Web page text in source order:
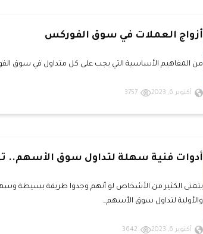
أزواج العملات في سوق الفوركس
من المفاهيم الأساسية التي يجب على كل متداول في سوق
أكتوبر 6, 2023 3757
أدوات فنية سهلة لتداول سوق الأسهم..
يتمنى الكثير من الأشخاص لو أنهم وجدوا طريقة بسيطة
والأولية لتداول سوق الأسهم…
أكتوبر 6, 2023 3642